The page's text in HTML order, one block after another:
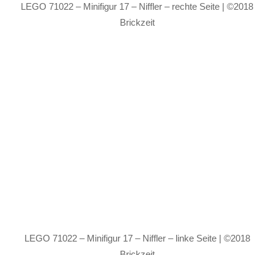
LEGO 71022 – Minifigur 17 – Niffler – rechte Seite | ©2018
Brickzeit
LEGO 71022 – Minifigur 17 – Niffler – linke Seite | ©2018